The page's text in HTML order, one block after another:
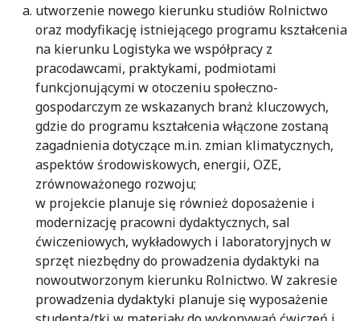
utworzenie nowego kierunku studiów Rolnictwo
oraz modyfikację istniejącego programu kształcenia
na kierunku Logistyka we współpracy z
pracodawcami, praktykami, podmiotami
funkcjonującymi w otoczeniu społeczno-
gospodarczym ze wskazanych branż kluczowych,
gdzie do programu kształcenia włączone zostaną
zagadnienia dotyczące m.in. zmian klimatycznych,
aspektów środowiskowych, energii, OZE,
zrównoważonego rozwoju;
w projekcie planuje się również doposażenie i
modernizację pracowni dydaktycznych, sal
ćwiczeniowych, wykładowych i laboratoryjnych w
sprzęt niezbędny do prowadzenia dydaktyki na
nowoutworzonym kierunku Rolnictwo. W zakresie
prowadzenia dydaktyki planuje się wyposażenie